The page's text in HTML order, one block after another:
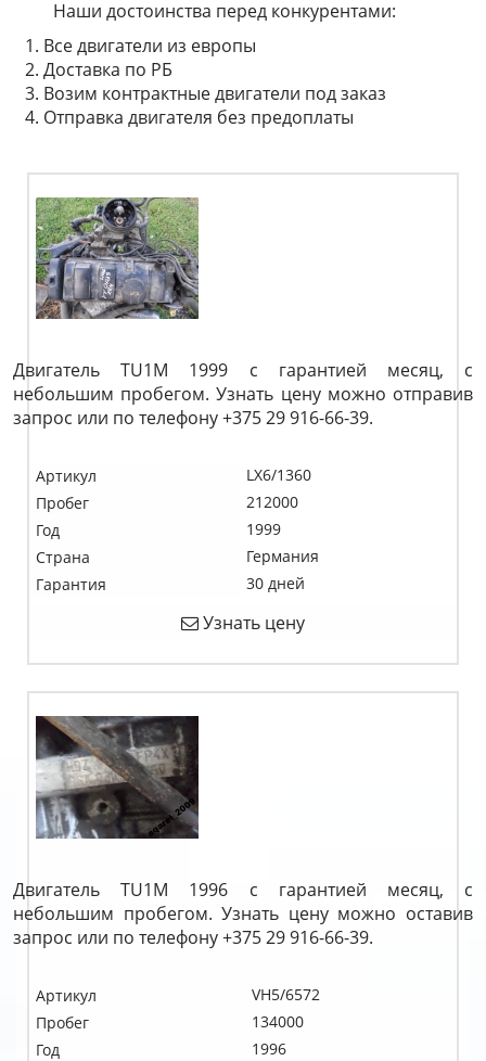
Наши достоинства перед конкурентами:
Все двигатели из европы
Доставка по РБ
Возим контрактные двигатели под заказ
Отправка двигателя без предоплаты
Двигатель TU1M 1999 с гарантией месяц, с
небольшим пробегом. Узнать цену можно отправив
запрос или по телефону +375 29 916-66-39.
Артикул
LX6/1360
Пробег
212000
Год
1999
Страна
Германия
Гарантия
30 дней
Узнать цену
Двигатель TU1M 1996 с гарантией месяц, с
небольшим пробегом. Узнать цену можно оставив
запрос или по телефону +375 29 916-66-39.
Артикул
VH5/6572
Пробег
134000
Год
1996